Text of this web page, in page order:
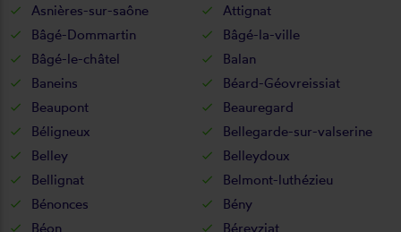
Asnières-sur-saône
Attignat
Bâgé-Dommartin
Bâgé-la-ville
Bâgé-le-châtel
Balan
Baneins
Béard-Géovreissiat
Beaupont
Beauregard
Béligneux
Bellegarde-sur-valserine
Belley
Belleydoux
Bellignat
Belmont-luthézieu
Bénonces
Bény
Béon
Béreyziat